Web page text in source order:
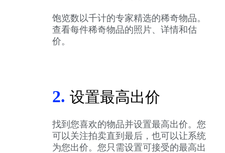
饱览数以千计的专家精选的稀奇物品。
查看每件稀奇物品的照片、详情和估
价。
2. 设置最高出价
找到您喜欢的物品并设置最高出价。您
可以关注拍卖直到最后，也可以让系统
为您出价。您只需设置可接受的最高出